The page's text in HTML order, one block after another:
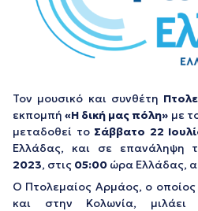
Τον μουσικό και συνθέτη
εκπομπή«Η δική μας πόλη» με
μεταδοθεί το Σάββατο 22
Ελλάδας, και σε επανάληψη
2023, στις 05:00 ώρα Ελλάδας,
Ο Πτολεμαίος Αρμάος, ο
και στην Κολωνία, μιλάει